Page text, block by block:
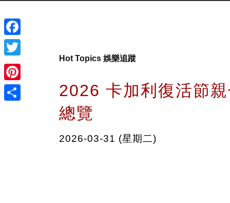
Facebook
Twitter
Pinterest
Hot Topics 娛樂追蹤
2026 卡加利復活節
總覽
2026-03-31 (星期二)